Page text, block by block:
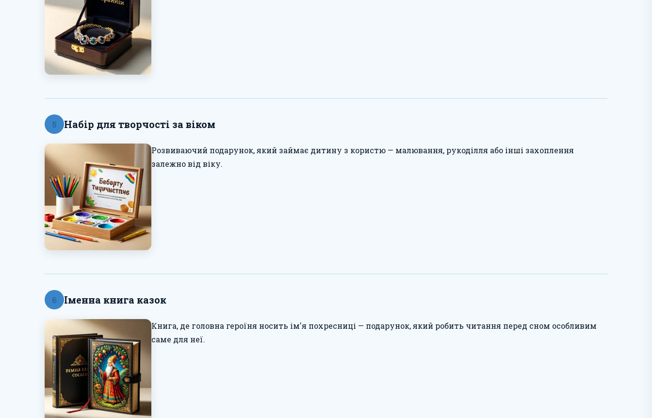
5 Набір для творчості за віком
Розвиваючий подарунок, який займає дитину з користю — малювання, рукоділля або інші захоплення
залежно від віку.
6 Іменна книга казок
Книга, де головна героїня носить ім'я похресниці — подарунок, який робить читання перед сном особливим
саме для неї.